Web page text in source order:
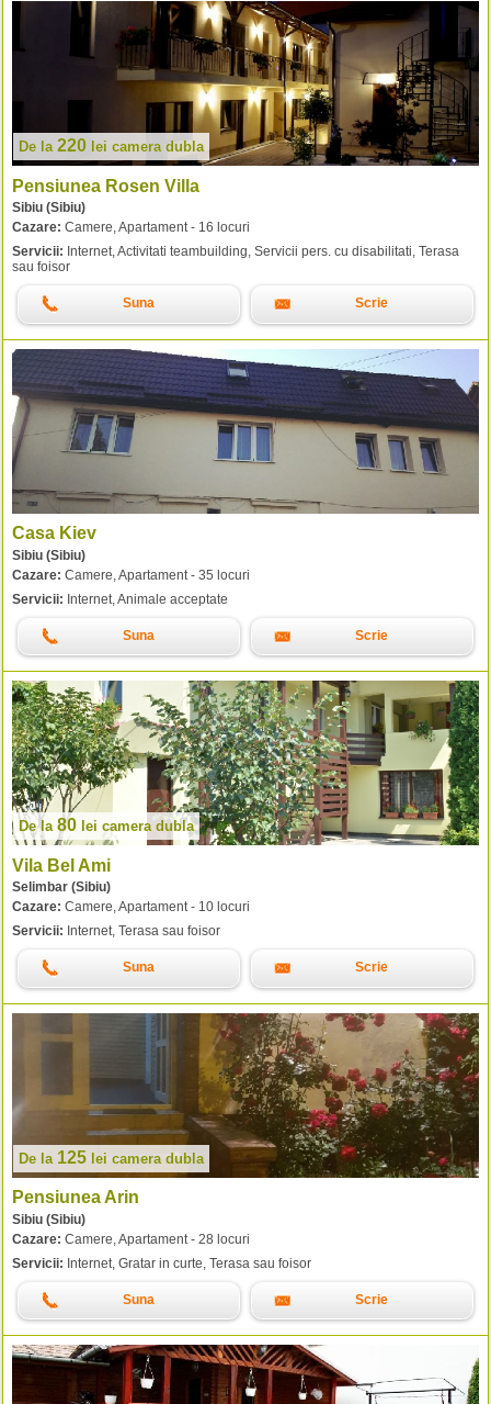
De la 220 lei camera dubla
Pensiunea Rosen Villa
Sibiu (Sibiu)
Cazare: Camere, Apartament - 16 locuri
Servicii: Internet, Activitati teambuilding, Servicii pers. cu disabilitati, Terasa
sau foisor
Suna Scrie
Casa Kiev
Sibiu (Sibiu)
Cazare: Camere, Apartament - 35 locuri
Servicii: Internet, Animale acceptate
Suna Scrie
De la 80 lei camera dubla
Vila Bel Ami
Selimbar (Sibiu)
Cazare: Camere, Apartament - 10 locuri
Servicii: Internet, Terasa sau foisor
Suna Scrie
De la 125 lei camera dubla
Pensiunea Arin
Sibiu (Sibiu)
Cazare: Camere, Apartament - 28 locuri
Servicii: Internet, Gratar in curte, Terasa sau foisor
Suna Scrie